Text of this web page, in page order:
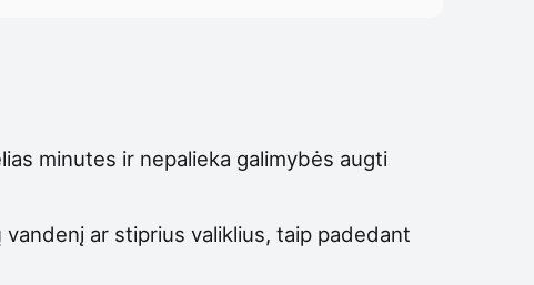
minutes ir nepalieka galimybės augti
ar stiprius valiklius, taip padedant